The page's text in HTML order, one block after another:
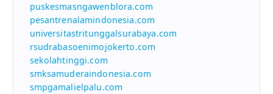
puskesmasngawenblora.com
pesantrenalamindonesia.com
universitastritunggalsurabaya.com
rsudrabasoenimojokerto.com
sekolahtinggi.com
smksamuderaindonesia.com
smpgamalielpalu.com